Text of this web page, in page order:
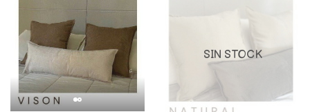
SIN STOCK